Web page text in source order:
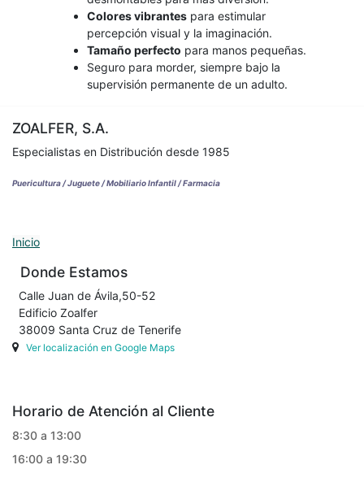
Colores vibrantes para estimular
percepción visual y la imaginación.
Tamaño perfecto para manos pequeñas.
Seguro para morder, siempre bajo la
supervisión permanente de un adulto.
ZOALFER, S.A.
Especialistas en Distribución desde 1985
Puericultura / Juguete / Mobiliario Infantil / Farmacia
Inicio
Donde Estamos
Calle Juan de Ávila,50-52
Edificio Zoalfer
38009 Santa Cruz de Tenerife
Ver localización en Google Maps
Horario de Atención al Cliente
8:30 a 13:00
16:00 a 19:30